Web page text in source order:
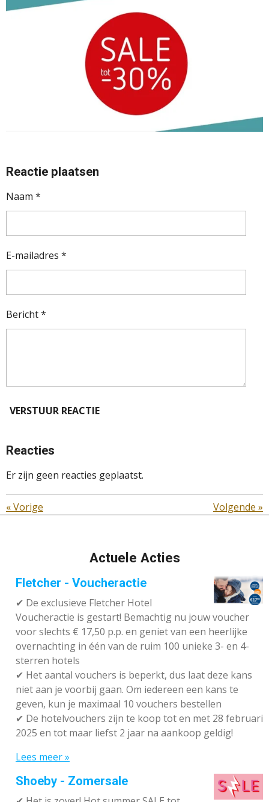
Reactie plaatsen
Naam *
E-mailadres *
Bericht *
VERSTUUR REACTIE
Reacties
Er zijn geen reacties geplaatst.
«Vorige Volgende »
Actuele Acties
Fletcher - Voucheractie
✔ De exclusieve Fletcher Hotel
Voucheractie is gestart! Bemachtig nu jouw voucher
voor slechts € 17,50 p.p. en geniet van een heerlijke
overnachting in één van de ruim 100 unieke 3- en 4-
sterren hotels
✔ Het aantal vouchers is beperkt, dus laat deze kans
niet aan je voorbij gaan. Om iedereen een kans te
geven, kun je maximaal 10 vouchers bestellen
✔ De hotelvouchers zijn te koop tot en met 28 februari
2025 en tot maar liefst 2 jaar na aankoop geldig!
Lees meer »
Shoeby - Zomersale